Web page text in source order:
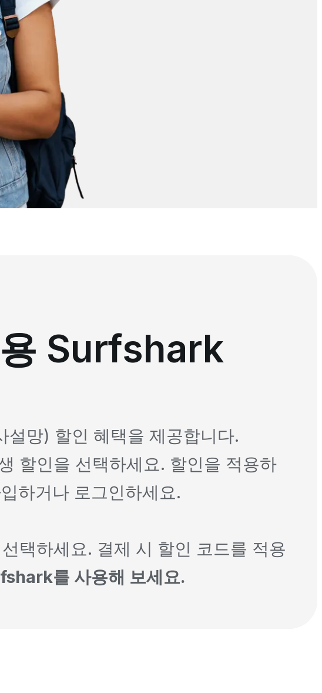
Surfshark
망) 할인 혜택을 제공합니다.
할인을 선택하세요. 할인을 적용하
하거나 로그인하세요.
택하세요. 결제 시 할인 코드를 적용
를 사용해 보세요.